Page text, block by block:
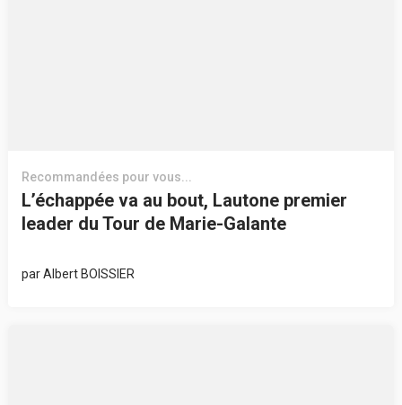
Recommandées pour vous...
L’échappée va au bout, Lautone premier
leader du Tour de Marie-Galante
parAlbert BOISSIER